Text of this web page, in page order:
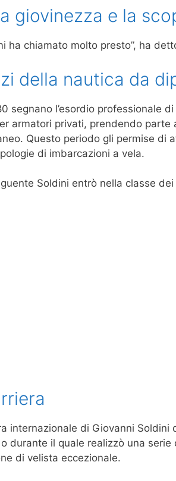
giovinezza e la
ha chiamato molto presto”, ha
della nautica da
segnano l’esordio professionale
armatori privati, prendendo
Questo periodo gli permise di
di imbarcazioni a vela.
Soldini entrò nella classe
internazionale di Giovanni
durante il quale realizzò una
di velista eccezionale.